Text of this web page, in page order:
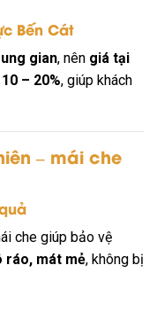
Bến Cát
gian, nên giá tại
– 20%, giúp khách
– mái che
che giúp bảo vệ
ráo, mát mẻ, không bị